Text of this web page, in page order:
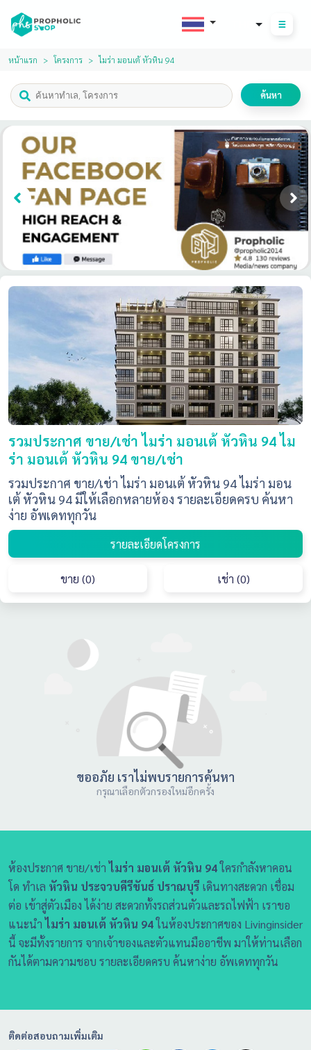
หน้าแรก โครงการ ไมร่า มอนเต้ หัวหิน 94
ค้นหา
รวมประกาศ ขาย/เช่า ไมร่า มอนเต้ หัวหิน 94 ไม
ร่า มอนเต้ หัวหิน 94 ขาย/เช่า
รวมประกาศ ขาย/เช่า ไมร่า มอนเต้ หัวหิน 94 ไมร่า มอน
เต้ หัวหิน 94 มีให้เลือกหลายห้อง รายละเอียดครบ ค้นหา
ง่าย อัพเดททุกวัน
รายละเอียดโครงการ
ขาย (0) เช่า (0)
ขออภัย เราไม่พบรายการค้นหา
กรุณาเลือกตัวกรองใหม่อีกครั้ง
ห้องประกาศ ขาย/เช่าไมร่า มอนเต้ หัวหิน 94ใครกำลังหาคอน
โด ทำเล หัวหิน ประจวบคีรีขันธ์ ปราณบุรี เดินทางสะดวก เชื่อม
ต่อ เข้าสู่ตัวเมือง ได้ง่าย สะดวกทั้งรถส่วนตัวและรถไฟฟ้า เราขอ
แนะนำไมร่า มอนเต้ หัวหิน 94ในห้องประกาศของ Livinginsider
นี้ จะมีทั้งรายการ จากเจ้าของและตัวแทนมืออาชีพ มาให้ท่านเลือก
กันได้ตามความชอบ รายละเอียดครบ ค้นหาง่าย อัพเดททุกวัน
ติดต่อสอบถามเพิ่มเติม